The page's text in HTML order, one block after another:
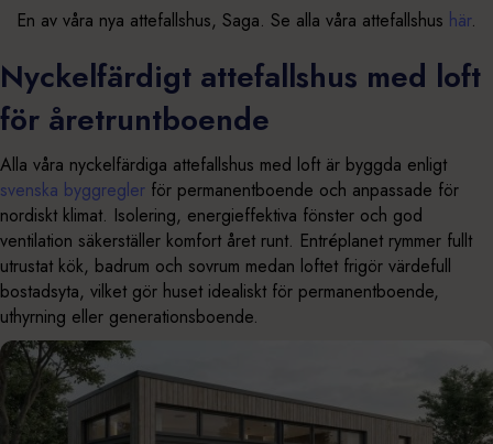
En av våra nya attefallshus, Saga. Se alla våra attefallshus här.
Nyckelfärdigt attefallshus med loft
för åretruntboende
Alla våra nyckelfärdiga attefallshus med loft är byggda enligt
svenska byggregler för permanentboende och anpassade för
nordiskt klimat. Isolering, energieffektiva fönster och god
ventilation säkerställer komfort året runt. Entréplanet rymmer fullt
utrustat kök, badrum och sovrum medan loftet frigör värdefull
bostadsyta, vilket gör huset idealiskt för permanentboende,
uthyrning eller generationsboende.